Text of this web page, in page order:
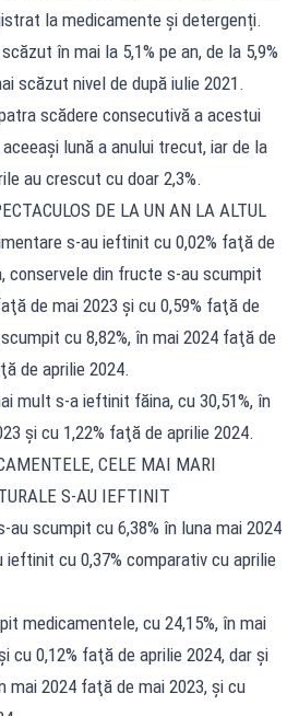
la medicamente și detergenți.
în mai la 5,1% pe an, de la 5,9%
scăzut nivel de după iulie 2021.
scădere consecutivă a acestui
lună a anului trecut, iar de la
au crescut cu doar 2,3%.
DE LA UN AN LA ALTUL
s-au ieftinit cu 0,02% faţă de
conservele din fructe s-au scumpit
de mai 2023 şi cu 0,59% faţă de
cu 8,82%, în mai 2024 faţă de
de aprilie 2024.
mult s-a ieftinit făina, cu 30,51%, în
şi cu 1,22% faţă de aprilie 2024.
CELE MAI MARI
S-AU IEFTINIT
au scumpit cu 6,38% în luna mai 2024
cu 0,37% comparativ cu aprilie
medicamentele, cu 24,15%, în mai
cu 0,12% faţă de aprilie 2024, dar şi
mai 2024 faţă de mai 2023, şi cu